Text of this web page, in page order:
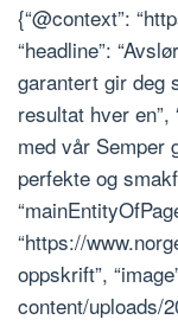
{“@context”:
“headline”:
garantert gir deg
resultat hver en”,
med vår Semper
perfekte og
“https://
oppskrift”,
content/uploads/